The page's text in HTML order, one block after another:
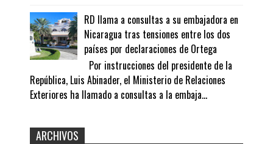
RD llama a consultas a su embajadora en
Nicaragua tras tensiones entre los dos
países por declaraciones de Ortega
Por instrucciones del presidente de la
República, Luis Abinader, el Ministerio de Relaciones
Exteriores ha llamado a consultas a la embaja...
ARCHIVOS